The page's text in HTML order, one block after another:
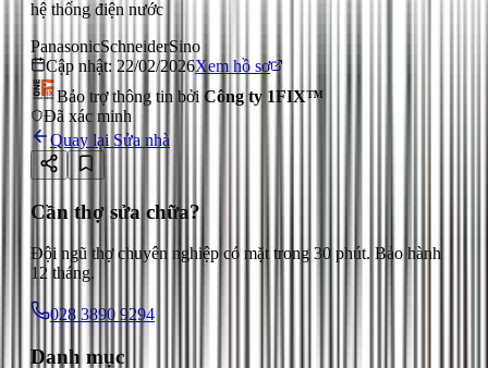
hệ thống điện nước
PanasonicSchneiderSino
Cập nhật: 22/02/2026Xem hồ sơ
Bảo trợ thông tin bởi Công ty 1FIX™
Đã xác minh
Quay lại Sửa nhà
Cần thợ sửa chữa?
Đội ngũ thợ chuyên nghiệp có mặt trong 30 phút. Bảo hành
12 tháng.
028 3890 9294
Danh mục